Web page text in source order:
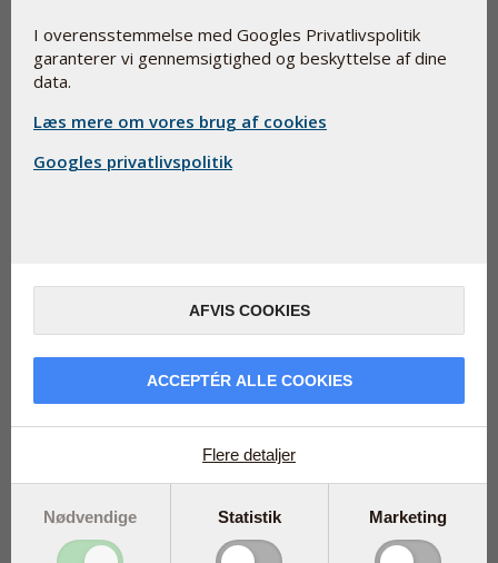
Bio-Quinone Aktivt Q10 Gold 100 mg
Mere information
Læg i kurv
180 stk. 759,95 kr.
Læg i kurv
I overensstemmelse med Googles Privatlivspolitik
garanterer vi gennemsigtighed og beskyttelse af dine
data.
Læs mere om vores brug af cookies
Googles privatlivspolitik
AFVIS COOKIES
ACCEPTÉR ALLE COOKIES
Flere detaljer
Nødvendige Statistik Marketing